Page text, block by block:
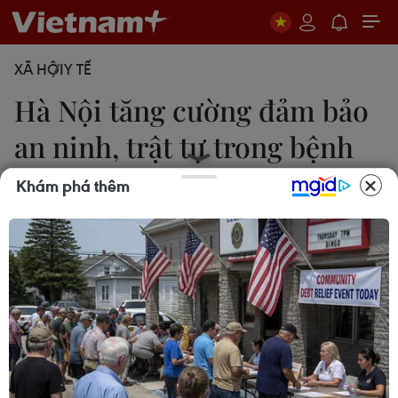
XÃ HỘIY TẾ
Hà Nội tăng cường đảm bảo
an ninh, trật tự trong bệnh
viện
Thùy Giang
18/04/2018 09:56
Trên địa bàn Hà Nội, thời gian gần đây vẫn còn
một số mâu thuẫn xảy ra giữa người nhà bệnh
nhân và nhân viên y tế gây ảnh hưởng đến tình
hình an ninh trật tự tại cơ sở khám chữa bệnh.
Khám phá thêm